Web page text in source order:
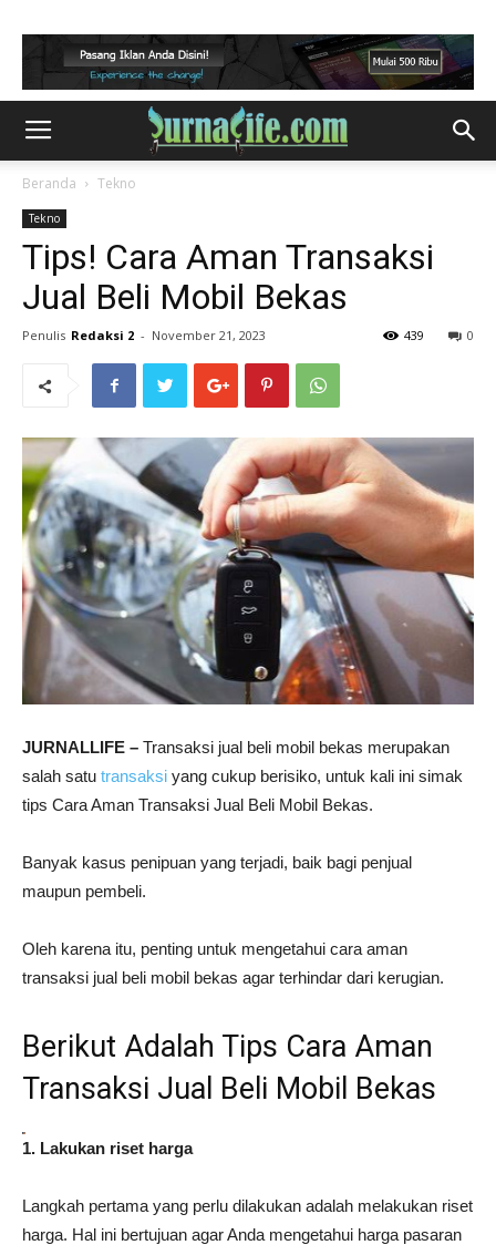
Beranda Tekno
Tekno
Tips! Cara Aman Transaksi
Jual Beli Mobil Bekas
Penulis Redaksi 2 - November 21, 2023 0
439
JURNALLIFE – Transaksi jual beli mobil bekas merupakan
salah satu transaksi yang cukup berisiko, untuk kali ini simak
tips Cara Aman Transaksi Jual Beli Mobil Bekas.
Banyak kasus penipuan yang terjadi, baik bagi penjual
maupun pembeli.
Oleh karena itu, penting untuk mengetahui cara aman
transaksi jual beli mobil bekas agar terhindar dari kerugian.
Berikut Adalah Tips Cara Aman
Transaksi Jual Beli Mobil Bekas
1. Lakukan riset harga
Langkah pertama yang perlu dilakukan adalah melakukan riset
harga. Hal ini bertujuan agar Anda mengetahui harga pasaran